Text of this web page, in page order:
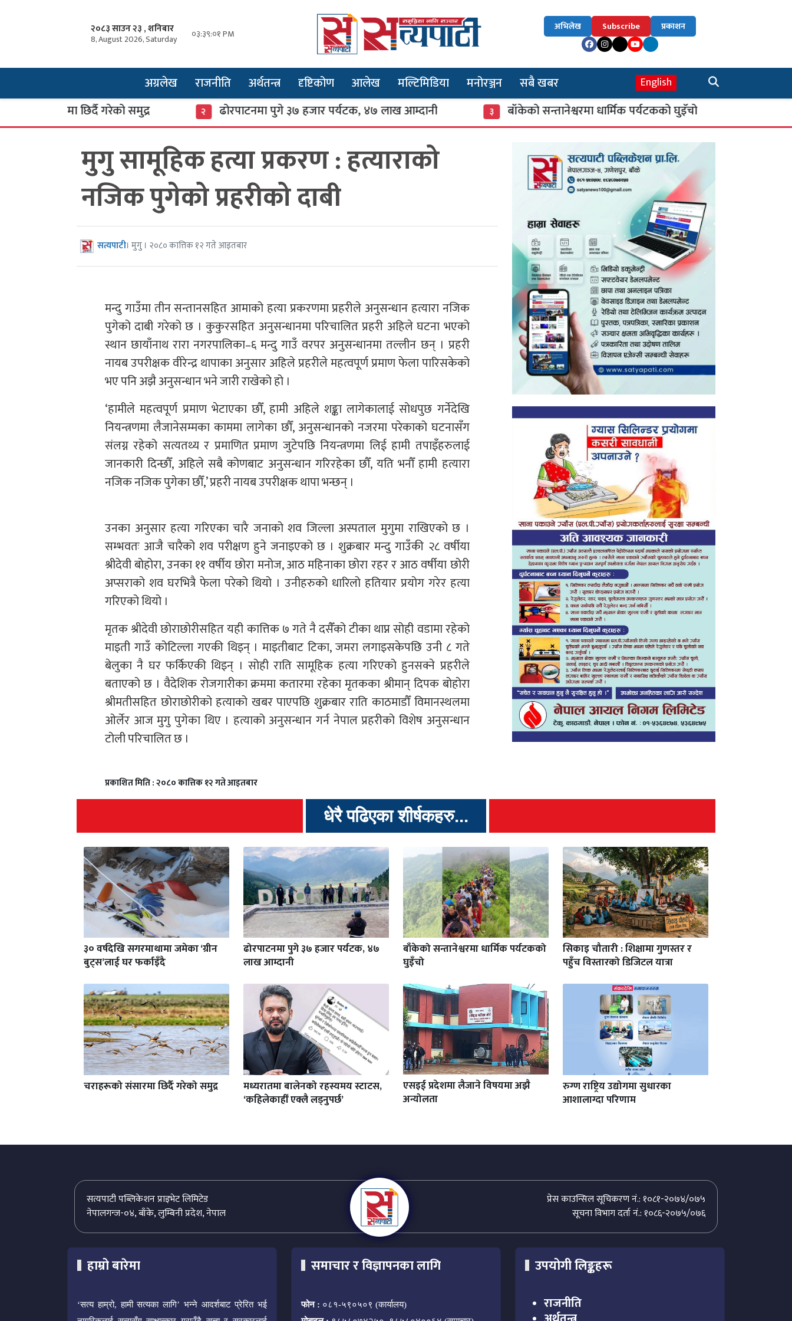
२०८३ साउन २३ , शनिबार
8, August 2026, Saturday ०३:३९:०२ PM
अभिलेख Subscribe प्रकाशन
अग्रलेख राजनीति अर्थतन्त्र दृष्टिकोण आलेख मल्टिमिडिया मनोरञ्जन सबै खबर English
छिर्दै गरेको समुद्र ढोरपाटनमा पुगे ३७ हजार पर्यटक, ४७ लाख आम्दानी बाँकेको सन्तानेश्वरमा धार्मिक पर्यटकको घुइँचो
मुगु सामूहिक हत्या प्रकरण : हत्याराको
नजिक पुगेको प्रहरीको दाबी
सत्यपाटी। मुगु । २०८० कात्तिक १२ गते आइतबार
मन्दु गाउँमा तीन सन्तानसहित आमाको हत्या प्रकरणमा प्रहरीले अनुसन्धान हत्यारा नजिक
पुगेको दाबी गरेको छ । कुकुरसहित अनुसन्धानमा परिचालित प्रहरी अहिले घटना भएको
स्थान छायाँनाथ रारा नगरपालिका–६ मन्दु गाउँ वरपर अनुसन्धानमा तल्लीन छन् । प्रहरी
नायब उपरीक्षक वीरेन्द्र थापाका अनुसार अहिले प्रहरीले महत्वपूर्ण प्रमाण फेला पारिसकेको
भए पनि अझै अनुसन्धान भने जारी राखेको हो ।
‘हामीले महत्वपूर्ण प्रमाण भेटाएका छौँ, हामी अहिले शङ्का लागेकालाई सोधपुछ गर्नेदेखि
नियन्त्रणमा लैजानेसम्मका काममा लागेका छौँ, अनुसन्धानको नजरमा परेकाको घटनासँग
संलग्न रहेको सत्यतथ्य र प्रमाणित प्रमाण जुटेपछि नियन्त्रणमा लिई हामी तपाइँहरुलाई
जानकारी दिन्छौँ, अहिले सबै कोणबाट अनुसन्धान गरिरहेका छौँ, यति भनौँ हामी हत्यारा
नजिक नजिक पुगेका छौँ,’ प्रहरी नायब उपरीक्षक थापा भन्छन् ।
उनका अनुसार हत्या गरिएका चारै जनाको शव जिल्ला अस्पताल मुगुमा राखिएको छ ।
सम्भवतः आजै चारैको शव परीक्षण हुने जनाइएको छ । शुक्रबार मन्दु गाउँकी २८ वर्षीया
श्रीदेवी बोहोरा, उनका ११ वर्षीय छोरा मनोज, आठ महिनाका छोरा रहर र आठ वर्षीया छोरी
अप्सराको शव घरभित्रै फेला परेको थियो । उनीहरुको धारिलो हतियार प्रयोग गरेर हत्या
गरिएको थियो ।
मृतक श्रीदेवी छोराछोरीसहित यही कात्तिक ७ गते नै दसैँको टीका थाप्न सोही वडामा रहेको
माइती गाउँ कोटिल्ला गएकी थिइन् । माइतीबाट टिका, जमरा लगाइसकेपछि उनी ८ गते
बेलुका नै घर फर्किएकी थिइन् । सोही राति सामूहिक हत्या गरिएको हुनसक्ने प्रहरीले
बताएको छ । वैदेशिक रोजगारीका क्रममा कतारमा रहेका मृतकका श्रीमान् दिपक बोहोरा
श्रीमतीसहित छोराछोरीको हत्याको खबर पाएपछि शुक्रबार राति काठमाडौँ विमानस्थलमा
ओर्लेर आज मुगु पुगेका थिए । हत्याको अनुसन्धान गर्न नेपाल प्रहरीको विशेष अनुसन्धान
टोली परिचालित छ ।
प्रकाशित मिति : २०८० कात्तिक १२ गते आइतबार
धेरै पढिएका शीर्षकहरु...
३० वर्षदेखि सगरमाथामा जमेका ‘ग्रीन
बुट्स’लाई घर फर्काइँदै
ढोरपाटनमा पुगे ३७ हजार पर्यटक, ४७
लाख आम्दानी
बाँकेको सन्तानेश्वरमा धार्मिक पर्यटकको
घुइँचो
सिकाइ चौतारी : शिक्षामा गुणस्तर र
पहुँच विस्तारको डिजिटल यात्रा
चराहरूको संसारमा छिर्दै गरेको समुद्र
मध्यरातमा बालेनको रहस्यमय स्टाटस,
‘कहिलेकाहीँ एक्लै लड्नुपर्छ’
एसइई प्रदेशमा लैजाने विषयमा अझै
अन्योलता
रुग्ण राष्ट्रिय उद्योगमा सुधारका
आशालाग्दा परिणाम
प्रेस काउन्सिल सूचिकरण नं.: १०८१-२०७४/०७५
सत्यपाटी पब्लिकेशन प्राइभेट लिमिटेड
सूचना विभाग दर्ता नं.: १०८६-२०७५/०७६
नेपालगन्ज-०४, बाँके, लुम्बिनी प्रदेश, नेपाल
हाम्रो बारेमा
‘सत्य हाम्रो, हामी सत्यका लागि’ भन्ने आदर्शबाट प्रेरित भई
समाचार र विज्ञापनका लागि
फोन : ०८१-५९०५०९ (कार्यालय)
उपयोगी लिङ्कहरू
राजनीति